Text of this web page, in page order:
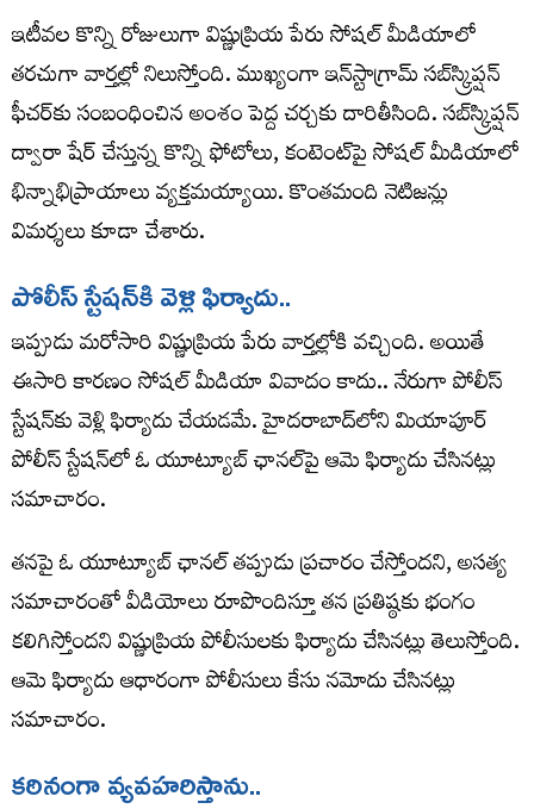
ఇటీవల కొన్ని రోజులుగా విష్ణుప్రియ పేరు సోషల్ మీడియాలో
తరచుగా వార్తల్లో నిలుస్తోంది. ముఖ్యంగా ఇన్‌స్టాగ్రామ్ సబ్‌స్క్రిప్షన్
ఫీచర్‌కు సంబంధించిన అంశం పెద్ద చర్చకు దారితీసింది. సబ్‌స్క్రిప్షన్
ద్వారా షేర్ చేస్తున్న కొన్ని ఫోటోలు, కంటెంట్‌పై సోషల్ మీడియాలో
భిన్నాభిప్రాయాలు వ్యక్తమయ్యాయి. కొంతమంది నెటిజన్లు
విమర్శలు కూడా చేశారు.
పోలీస్ స్టేష‌న్‌కి వెళ్లి ఫిర్యాదు..
ఇప్పుడు మరోసారి విష్ణుప్రియ పేరు వార్తల్లోకి వచ్చింది. అయితే
ఈసారి కారణం సోషల్ మీడియా వివాదం కాదు.. నేరుగా పోలీస్
స్టేషన్‌కు వెళ్లి ఫిర్యాదు చేయడమే. హైదరాబాద్‌లోని మియాపూర్
పోలీస్ స్టేషన్‌లో ఓ యూట్యూబ్ ఛానల్‌పై ఆమె ఫిర్యాదు చేసినట్లు
సమాచారం.
తనపై ఓ యూట్యూబ్ ఛానల్ తప్పుడు ప్రచారం చేస్తోందని, అసత్య
సమాచారంతో వీడియోలు రూపొందిస్తూ తన ప్రతిష్ఠకు భంగం
కలిగిస్తోందని విష్ణుప్రియ పోలీసులకు ఫిర్యాదు చేసినట్లు తెలుస్తోంది.
ఆమె ఫిర్యాదు ఆధారంగా పోలీసులు కేసు నమోదు చేసినట్లు
సమాచారం.
క‌ఠినంగా వ్య‌వ‌హరిస్తాను..